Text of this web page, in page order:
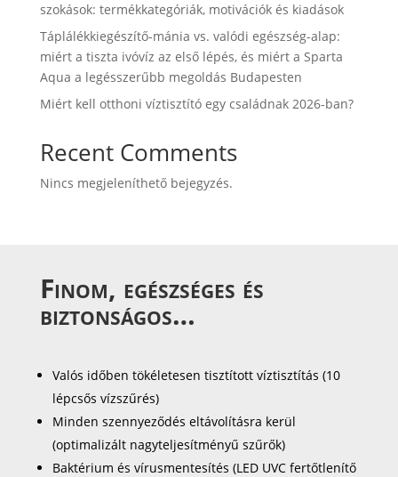
szokások: termékkategóriák, motivációk és kiadások
Táplálékkiegészítő-mánia vs. valódi egészség-alap:
miért a tiszta ivóvíz az első lépés, és miért a Sparta
Aqua a legésszerűbb megoldás Budapesten
Miért kell otthoni víztisztító egy családnak 2026-ban?
Recent Comments
Nincs megjeleníthető bejegyzés.
Finom, egészséges és
biztonságos…
Valós időben tökéletesen tisztított víztisztítás (10
lépcsős vízszűrés)
Minden szennyeződés eltávolításra kerül
(optimalizált nagyteljesítményű szűrők)
Baktérium és vírusmentesítés (LED UVC fertőtlenítő